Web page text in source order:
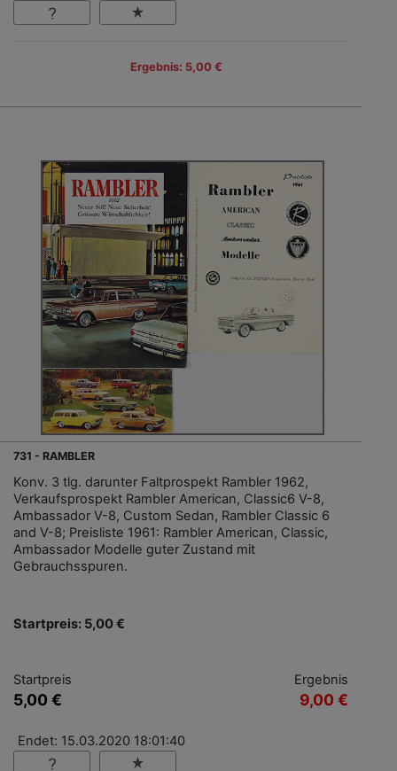
Ergebnis: 5,00 €
731 - RAMBLER
Konv. 3 tlg. darunter Faltprospekt Rambler 1962,
Verkaufsprospekt Rambler American, Classic6 V-8,
Ambassador V-8, Custom Sedan, Rambler Classic 6
and V-8; Preisliste 1961: Rambler American, Classic,
Ambassador Modelle guter Zustand mit
Gebrauchsspuren.
Startpreis: 5,00 €
Startpreis
5,00 €
Ergebnis
9,00 €
Endet: 15.03.2020 18:01:40